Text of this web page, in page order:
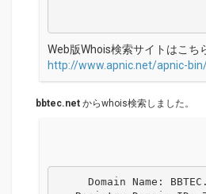
Web版Whois検索サイトはこち
http://www.apnic.net/apnic-
bbtec.net からwhois検索しました。